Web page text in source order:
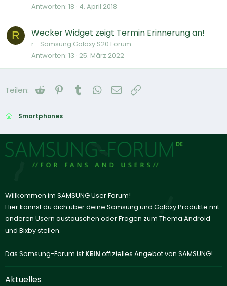
Antworten 18 4. April 2018
R Wecker Widget zeigt Termin Erinnerung an!
r. Samsung Galaxy S20 Forum
Antworten 13 25. März 2022
Teilen: Reddit Pinterest
Tumblr WhatsApp
E-Mail
Smartphones
Willkommen im SAMSUNG User Forum!
Hier kannst du dich über deine Samsung und Galaxy Produkte mit
anderen Usern austauschen oder Fragen zum Thema Android
und Bixby stellen.
Das Samsung-Forum ist KEIN offizielles Angebot von SAMSUNG!
Aktuelles